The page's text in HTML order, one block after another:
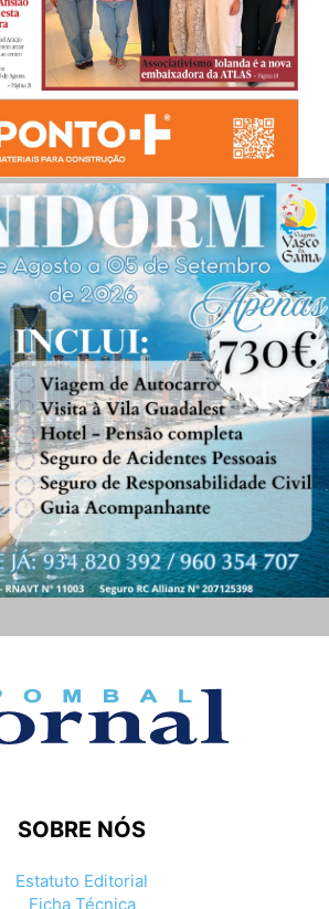
SOBRE NÓS
Estatuto Editorial
Ficha Técnica